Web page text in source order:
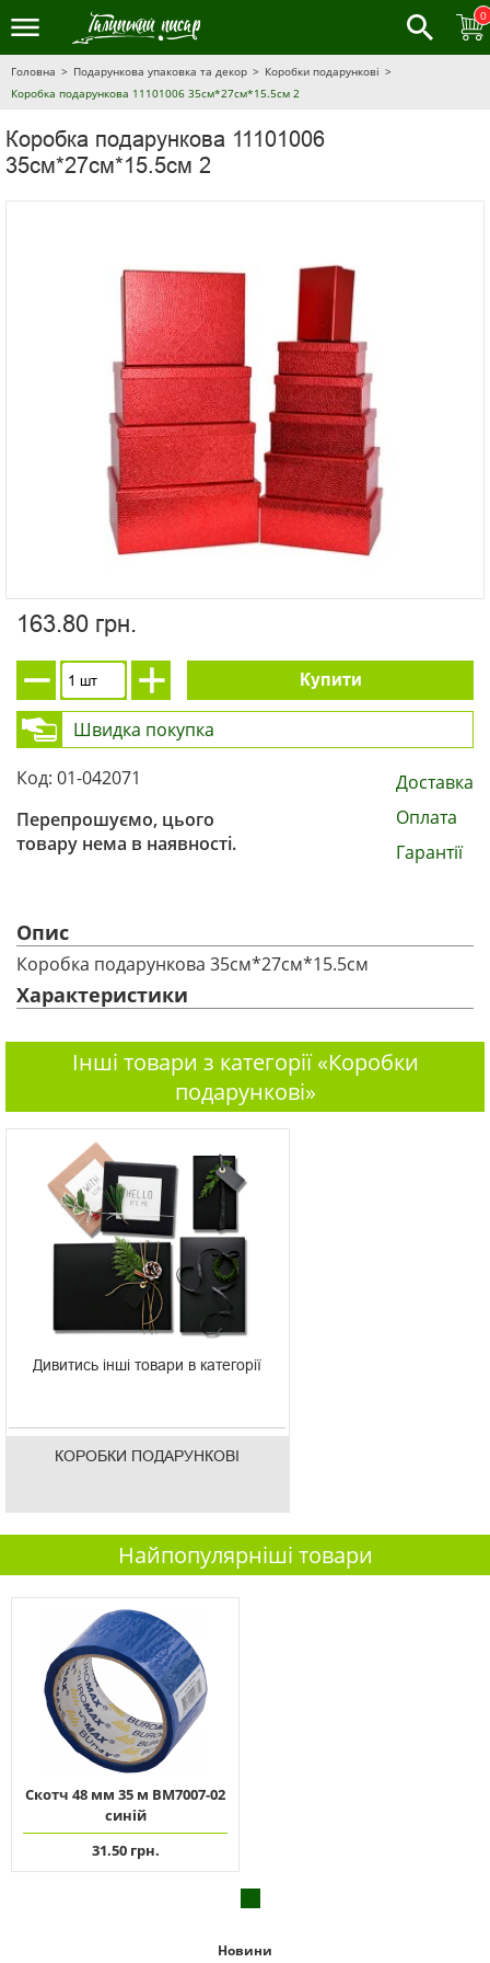
0
Головна Подарункова упаковка та декор
Коробки подарункові
Коробка подарункова 11101006 35см*27см*15.5см 2
Коробка подарункова 11101006
35см*27см*15.5см 2
163.80 грн.
Купити
Швидка покупка
Код: 01-042071
Перепрошуємо, цього
товару нема в наявності.
Доставка
Оплата
Гарантії
Опис
Коробка подарункова 35см*27см*15.5см
Характеристики
Інші товари з категорії «Коробки
подарункові»
Дивитись інші товари в категорії
КОРОБКИ ПОДАРУНКОВІ
Найпопулярніші товари
Скотч 48 мм 35 м ВМ7007-02
синій
31.50 грн.
Новини